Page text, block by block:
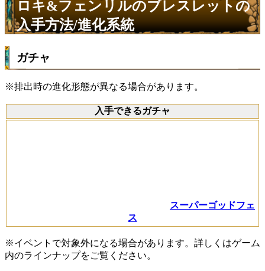
ロキ&フェンリルのブレスレットの
入手方法/進化系統
ガチャ
※排出時の進化形態が異なる場合があります。
入手できるガチャ
スーパーゴッドフェ
ス
※イベントで対象外になる場合があります。詳しくはゲーム
内のラインナップをご覧ください。